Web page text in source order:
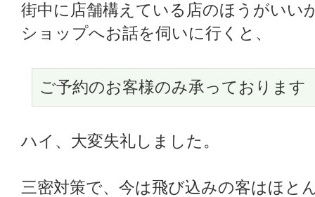
街中に店舗構えている店のほうがいい
ショップへお話を伺いに行くと、
ご予約のお客様のみ承っております
ハイ、大変失礼しました。
三密対策で、今は飛び込みの客はほと